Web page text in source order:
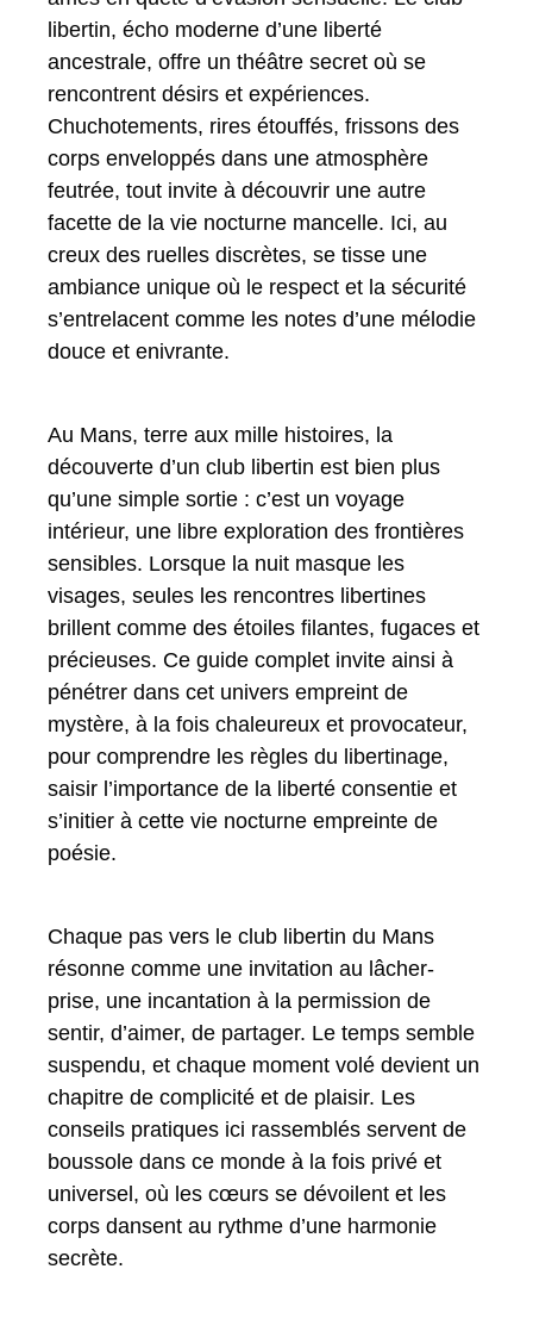
libertin, écho moderne d’une liberté
ancestrale, offre un théâtre secret où se
rencontrent désirs et expériences.
Chuchotements, rires étouffés, frissons des
corps enveloppés dans une atmosphère
feutrée, tout invite à découvrir une autre
facette de la vie nocturne mancelle. Ici, au
creux des ruelles discrètes, se tisse une
ambiance unique où le respect et la sécurité
s’entrelacent comme les notes d’une mélodie
douce et enivrante.
Au Mans, terre aux mille histoires, la
découverte d’un club libertin est bien plus
qu’une simple sortie : c’est un voyage
intérieur, une libre exploration des frontières
sensibles. Lorsque la nuit masque les
visages, seules les rencontres libertines
brillent comme des étoiles filantes, fugaces et
précieuses. Ce guide complet invite ainsi à
pénétrer dans cet univers empreint de
mystère, à la fois chaleureux et provocateur,
pour comprendre les règles du libertinage,
saisir l’importance de la liberté consentie et
s’initier à cette vie nocturne empreinte de
poésie.
Chaque pas vers le club libertin du Mans
résonne comme une invitation au lâcher-
prise, une incantation à la permission de
sentir, d’aimer, de partager. Le temps semble
suspendu, et chaque moment volé devient un
chapitre de complicité et de plaisir. Les
conseils pratiques ici rassemblés servent de
boussole dans ce monde à la fois privé et
universel, où les cœurs se dévoilent et les
corps dansent au rythme d’une harmonie
secrète.